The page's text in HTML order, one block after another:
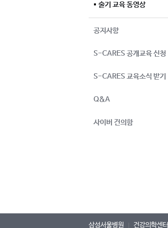
술기 교육 동영상
공지사항
S-CARES 공개교육 신청
S-CARES 교육소식 받기
Q&A
사이버 건의함
삼성서울병원 건강의학센터